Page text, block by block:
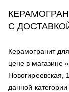
С
Керамогранит
цене в магазине
Новогиреевская,
данной